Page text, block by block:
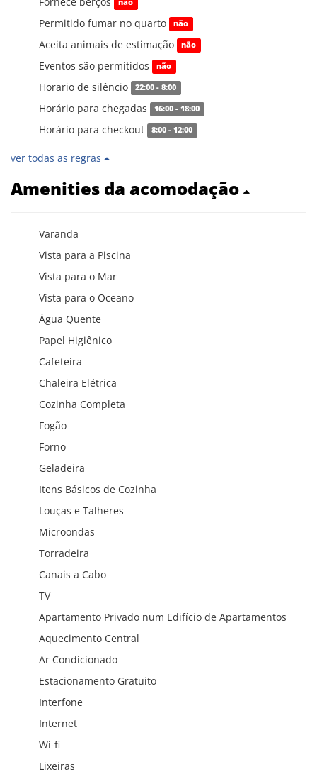
não
Permitido fumar no quarto não
Aceita animais de estimação não
Eventos são permitidos não
Horario de silêncio 22:00 - 8:00
Horário para chegadas 16:00 - 18:00
Horário para checkout 8:00 - 12:00
ver todas as regras
Amenities da acomodação
Varanda
Vista para a Piscina
Vista para o Mar
Vista para o Oceano
Água Quente
Papel Higiênico
Cafeteira
Chaleira Elétrica
Cozinha Completa
Fogão
Forno
Geladeira
Itens Básicos de Cozinha
Louças e Talheres
Microondas
Torradeira
Canais a Cabo
TV
Apartamento Privado num Edifício de Apartamentos
Aquecimento Central
Ar Condicionado
Estacionamento Gratuito
Interfone
Internet
Wi-fi
Lixeiras